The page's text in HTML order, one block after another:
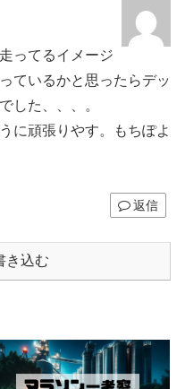
ってるイメージ
ているかと思ったらデッ
した、、、。
に頑張りやす。もちぽよ
返信
き込む